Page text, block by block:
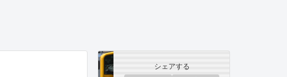
シェアする